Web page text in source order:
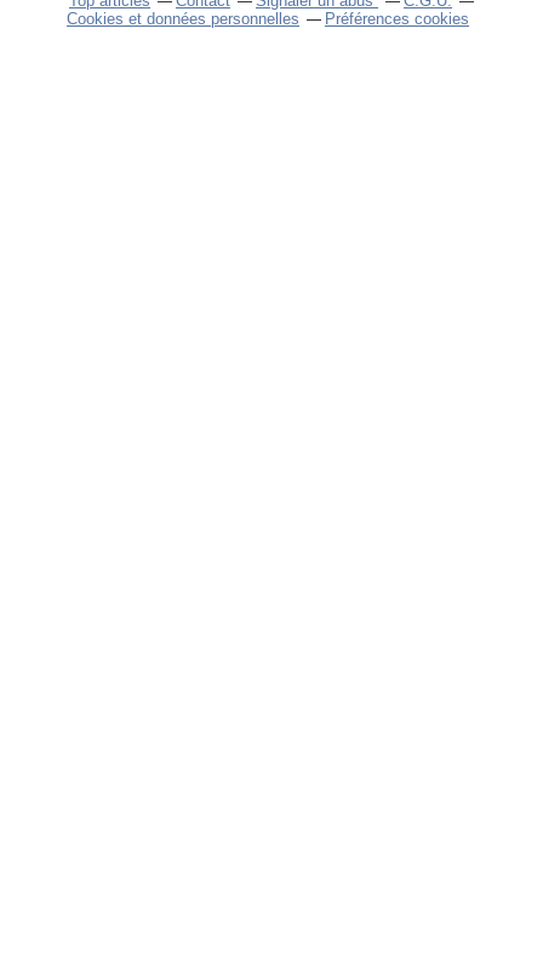
Cookies et données personnelles
Préférences cookies